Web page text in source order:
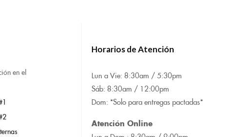
en el
Horarios de Atención
Lun a Vie: 8:30am / 5:30pm
Sáb: 8:30am / 12:00pm
Dom: *Solo para entregas pactadas*
Atención Online